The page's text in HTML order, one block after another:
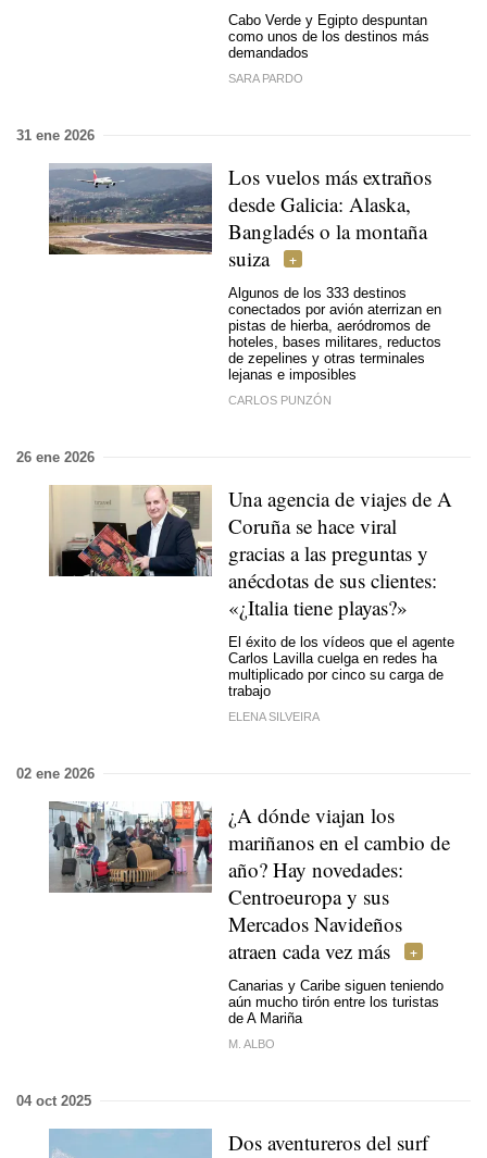
Cabo Verde y Egipto despuntan
como unos de los destinos más
demandados
SARA PARDO
31 ene 2026
Los vuelos más extraños
desde Galicia: Alaska,
Bangladés o la montaña
suiza
Algunos de los 333 destinos
conectados por avión aterrizan en
pistas de hierba, aeródromos de
hoteles, bases militares, reductos
de zepelines y otras terminales
lejanas e imposibles
CARLOS PUNZÓN
26 ene 2026
Una agencia de viajes de A
Coruña se hace viral
gracias a las preguntas y
anécdotas de sus clientes:
«¿Italia tiene playas?»
El éxito de los vídeos que el agente
Carlos Lavilla cuelga en redes ha
multiplicado por cinco su carga de
trabajo
ELENA SILVEIRA
02 ene 2026
¿A dónde viajan los
mariñanos en el cambio de
año? Hay novedades:
Centroeuropa y sus
Mercados Navideños
atraen cada vez más
Canarias y Caribe siguen teniendo
aún mucho tirón entre los turistas
de A Mariña
M. ALBO
04 oct 2025
Dos aventureros del surf